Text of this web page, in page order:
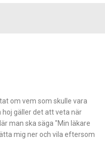
om vem som skulle vara
gäller det att veta när
man ska säga "Min läkare
mig ner och vila eftersom